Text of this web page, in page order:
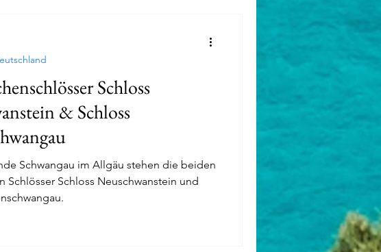
Schloss
& Schloss
Schwangau im Allgäu stehen die beiden
Schlösser Schloss Neuschwanstein und